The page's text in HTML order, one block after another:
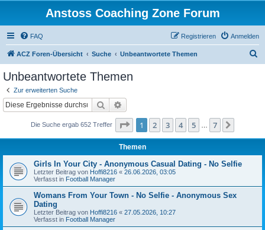
Anstoss Coaching Zone Forum
FAQ Anmelden
Registrieren
ACZ Foren-Übersicht Suche Unbeantwortete Themen
Unbeantwortete Themen
Zur erweiterten Suche
Suche
Die Suche ergab 652 Treffer Seite 1von
1 2 3 4 5 7
Themen
Girls In Your City - Anonymous Casual Dating - No Selfie
Letzter Beitrag von Hoffi8216 « 26.06.2026, 03:05
Verfasst in Football Manager
Womans From Your Town - No Selfie - Anonymous Sex
Dating
Letzter Beitrag von Hoffi8216 « 27.05.2026, 10:27
Verfasst in Football Manager